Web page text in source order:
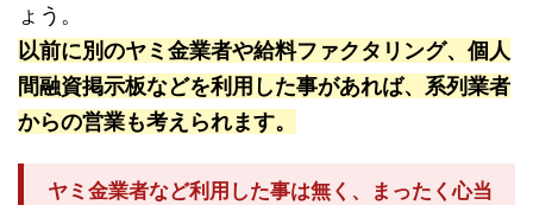
ょう。
以前に別のヤミ金業者や給料ファクタリング、個人
間融資掲示板などを利用した事があれば、系列業者
からの営業も考えられます。
ヤミ金業者など利用した事は無く、まったく心当